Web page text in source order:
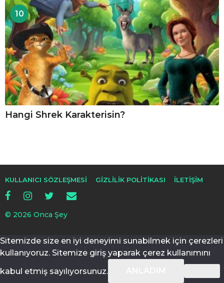
10
Hangi Shrek Karakterisin?
KULLANICI SÖZLEŞMESI GIZLILIK POLITIKASI İLETIŞIM
© 2026 Onca Şey
Sitemizde size en iyi deneyimi sunabilmek için çerezleri
kullanıyoruz. Sitemize giriş yaparak çerez kullanımını
kabul etmiş sayılıyorsunuz.